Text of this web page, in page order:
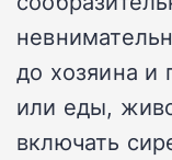
до хозяина и
или еды,
включать